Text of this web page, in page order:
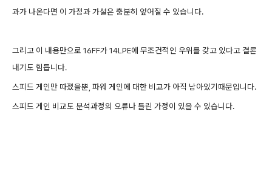
과가 나온다면 이 가정과 가설은 충분히 엎어질 수 있습니다.
그리고 이 내용만으로 16FF가 14LPE에 무조건적인 우위를 갖고 있다고 결론
내기도 힘듭니다.
스피드 게인만 따졌을뿐, 파워 게인에 대한 비교가 아직 남아있기때문입니다.
스피드 게인 비교도 분석과정의 오류나 틀린 가정이 있을 수 있습니다.